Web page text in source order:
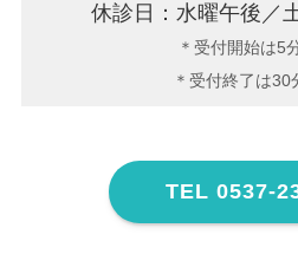
休診日：水曜午後／
＊受付開始は5
＊受付終了は30
TEL 0537-